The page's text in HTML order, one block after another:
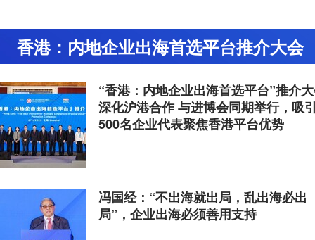
香港：内地企业出海首选平台推介大会
“香港：内地企业出海首选平台”推介
深化沪港合作 与进博会同期举行，吸
500名企业代表聚焦香港平台优势
冯国经：“不出海就出局，乱出海必出
局”，企业出海必须善用支持